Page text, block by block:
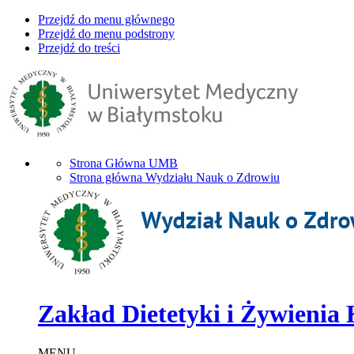
Przejdź do menu głównego
Przejdź do menu podstrony
Przejdź do treści
Strona Główna UMB
Strona główna Wydziału Nauk o Zdrowiu
Zakład Dietetyki i Żywienia